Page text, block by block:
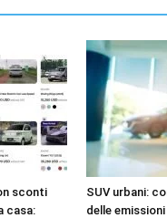
sconti
casa:
SUV urbani:
delle